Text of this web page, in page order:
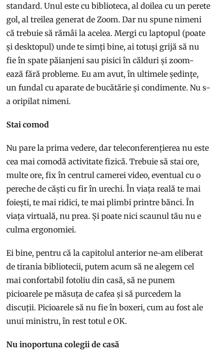
standard. Unul este cu biblioteca, al doilea cu un perete
gol, al treilea generat de Zoom. Dar nu spune nimeni
că trebuie să rămâi la acelea. Mergi cu laptopul (poate
și desktopul) unde te simți bine, ai totuși grijă să nu
fie în spate păianjeni sau pisici în călduri și zoom-
ează fără probleme. Eu am avut, în ultimele ședințe,
un fundal cu aparate de bucătărie și condimente. Nu s-
a oripilat nimeni.
Stai comod
Nu pare la prima vedere, dar teleconferențierea nu este
cea mai comodă activitate fizică. Trebuie să stai ore,
multe ore, fix în centrul camerei video, eventual cu o
pereche de căști cu fir în urechi. În viața reală te mai
foiești, te mai ridici, te mai plimbi printre bănci. În
viața virtuală, nu prea. Și poate nici scaunul tău nu e
culma ergonomiei.
Ei bine, pentru că la capitolul anterior ne-am eliberat
de tirania bibliotecii, putem acum să ne alegem cel
mai confortabil fotoliu din casă, să ne punem
picioarele pe măsuța de cafea și să purcedem la
discuții. Picioarele să nu fie în boxeri, cum au fost ale
unui ministru, în rest totul e OK.
Nu inoportuna colegii de casă